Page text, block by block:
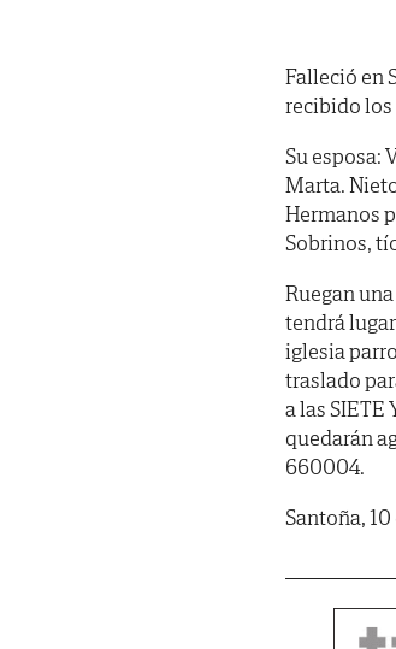
Falleció en
recibido los
Su esposa:
Marta.
Hermanos
Sobrinos,
Ruegan
tendrá lugar
iglesia
traslado
a las
quedarán
660004.
Santoña,